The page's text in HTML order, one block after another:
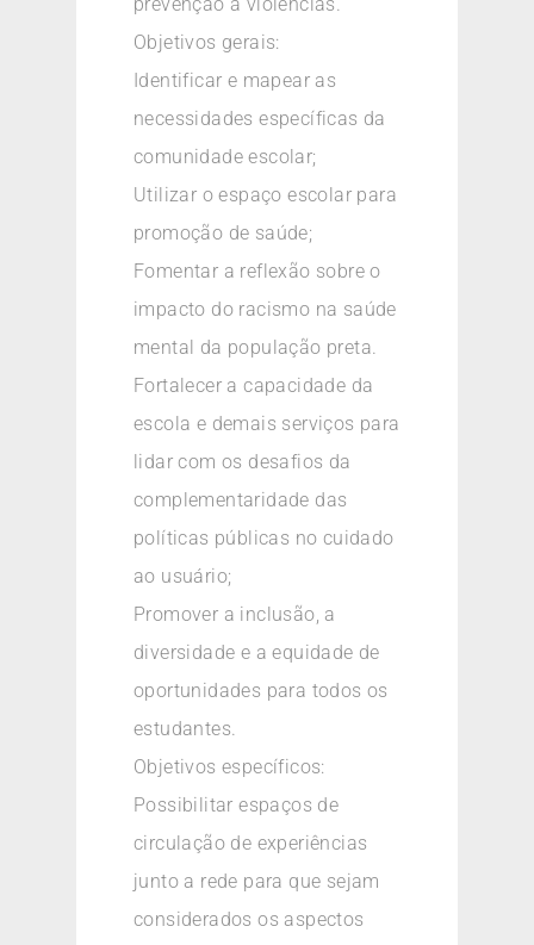
prevenção à violências.
Objetivos gerais:
Identificar e mapear as
necessidades específicas da
comunidade escolar;
Utilizar o espaço escolar para
promoção de saúde;
Fomentar a reflexão sobre o
impacto do racismo na saúde
mental da população preta.
Fortalecer a capacidade da
escola e demais serviços para
lidar com os desafios da
complementaridade das
políticas públicas no cuidado
ao usuário;
Promover a inclusão, a
diversidade e a equidade de
oportunidades para todos os
estudantes.
Objetivos específicos:
Possibilitar espaços de
circulação de experiências
junto a rede para que sejam
considerados os aspectos